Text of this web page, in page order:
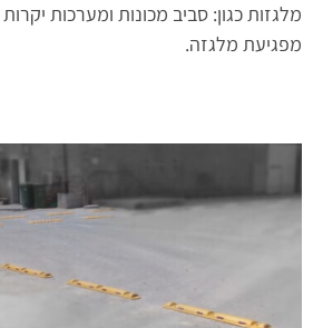
מלגזות כגון: סביב מכונות ומערכות
מפגיעת מלגזה.